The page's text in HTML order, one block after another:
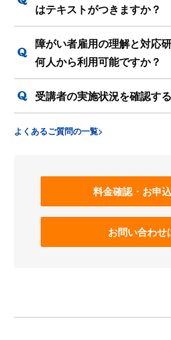
はテキストがつきますか？
障がい者雇用の理解と対応
何人から利用可能ですか？
受講者の実施状況を確認す
よくあるご質問の一覧>
料金確認・お申
お問い合わせ